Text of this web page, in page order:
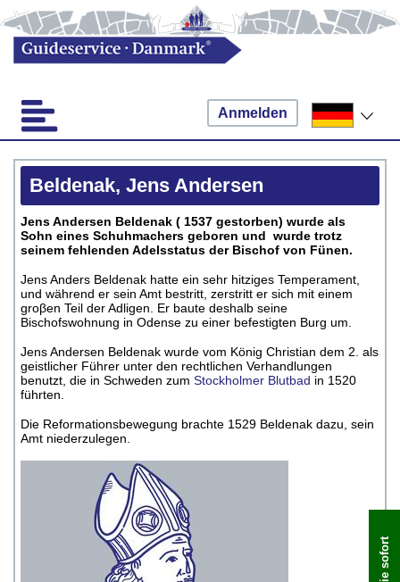
Anmelden
Beldenak, Jens Andersen
Jens Andersen Beldenak ( 1537 gestorben) wurde als
Sohn eines Schuhmachers geboren und wurde trotz
seinem fehlenden Adelsstatus der Bischof von Fünen.
Jens Anders Beldenak hatte ein sehr hitziges Temperament,
und während er sein Amt bestritt, zerstritt er sich mit einem
groβen Teil der Adligen. Er baute deshalb seine
Bischofswohnung in Odense zu einer befestigten Burg um.
Jens Andersen Beldenak wurde vom König Christian dem 2. als
geistlicher Führer unter den rechtlichen Verhandlungen
benutzt, die in Schweden zum Stockholmer Blutbad in 1520
führten.
Die Reformationsbewegung brachte 1529 Beldenak dazu, sein
Amt niederzulegen.